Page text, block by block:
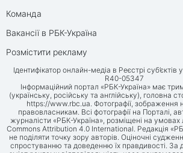
Команда
Вакансії в РБК-Україна
Розмістити рекламу
Ідентифікатор онлайн-медіа в Реєстрі
R40-05347
Інформаційний портал «РБК-Україна» має
(українську, російську та англійську), головна
https://www.rbc.ua. Фотографії, зображення
правовласникам. Всі фотографії на Порталі,
журналісти «РБК-Україна», розміщені на умовах
Commons Attribution 4.0 International. Редакція
не поділяти точку зору авторів. Оціночні
спростуванню та доведенню їх правдивості. За